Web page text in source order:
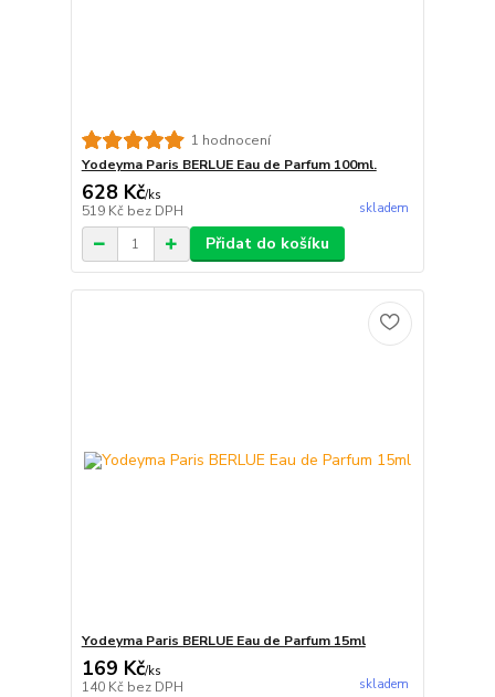
1 hodnocení
Yodeyma Paris BERLUE Eau de Parfum 100ml.
628 Kč/ks
519 Kč bez DPH skladem
Přidat do košíku
Yodeyma Paris BERLUE Eau de Parfum 15ml
169 Kč/ks
140 Kč bez DPH skladem